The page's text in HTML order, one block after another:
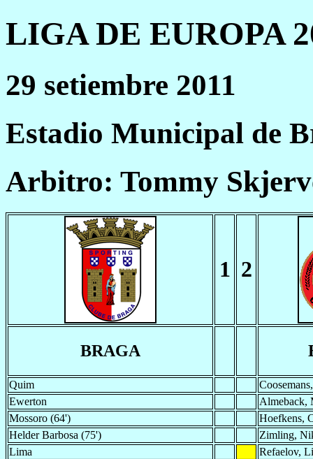
LIGA DE EUROPA
29 setiembre 2011
Estadio Municipal de
Arbitro: Tommy
1 2
BRAGA
Quim
Ewerton
Almeback,
Mossoro (64')
Hoefkens,
Helder Barbosa (75')
Zimling,
Lima
Refaelov,